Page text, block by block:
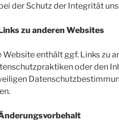
der Schutz der Integrität
zu anderen Websites
Website enthält ggf. Links zu
oder den